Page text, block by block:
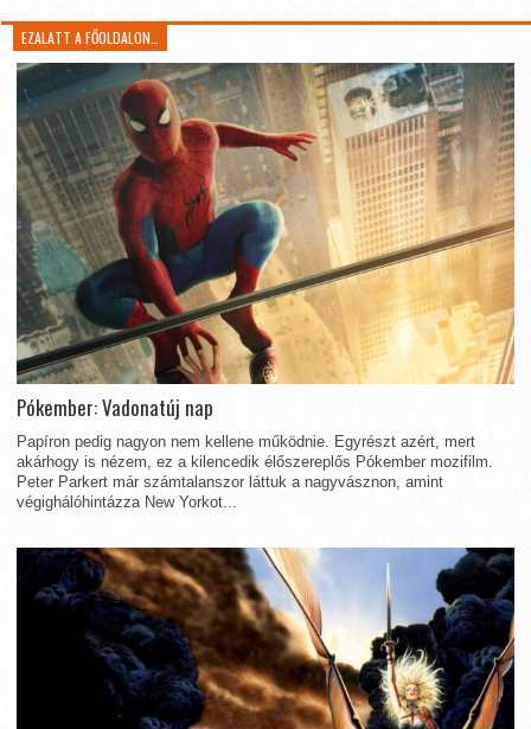
EZALATT A FŐOLDALON…
Pókember: Vadonatúj nap
Papíron pedig nagyon nem kellene működnie. Egyrészt azért, mert
akárhogy is nézem, ez a kilencedik élőszereplős Pókember mozifilm.
Peter Parkert már számtalanszor láttuk a nagyvásznon, amint
végighálóhintázza New Yorkot...